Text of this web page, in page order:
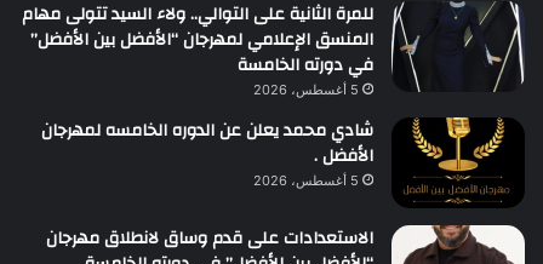
للمرة الثانية على التوالي.. ولاء السيد تتولى مهام
المنسق الإعلامي لمهرجان “الأفضل بين الأفضل”
في دورته الخامسة
5 أغسطس، 2026
شادي محمد يعلن عن الدوره الخامسه لمهرجان
الأفضل .
5 أغسطس، 2026
الاستعدادات على قدم وساق لانطلاق مهرجان